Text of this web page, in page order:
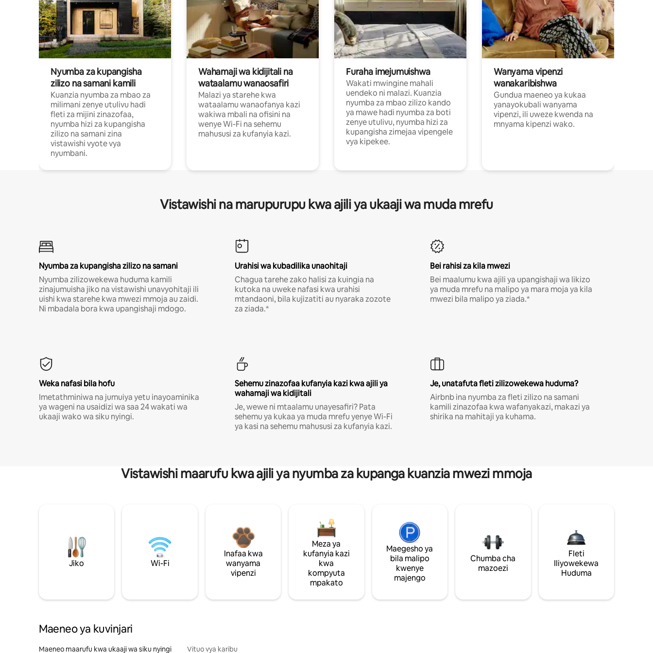
Nyumba za kupangisha
zilizo na samani kamili
Kuanzia nyumba za mbao za
milimani zenye utulivu hadi
fleti za mijini zinazofaa,
nyumba hizi za kupangisha
zilizo na samani zina
vistawishi vyote vya
nyumbani.
Wahamaji wa kidijitali na
wataalamu wanaosafiri
Malazi ya starehe kwa
wataalamu wanaofanya kazi
wakiwa mbali na ofisini na
wenye Wi-Fi na sehemu
mahususi za kufanyia kazi.
Furaha imejumuishwa
Wakati mwingine mahali
uendeko ni malazi. Kuanzia
nyumba za mbao zilizo kando
ya mawe hadi nyumba za boti
zenye utulivu, nyumba hizi za
kupangisha zimejaa vipengele
vya kipekee.
Wanyama vipenzi
wanakaribishwa
Gundua maeneo ya kukaa
yanayokubali wanyama
vipenzi, ili uweze kwenda na
mnyama kipenzi wako.
Vistawishi na marupurupu kwa ajili ya ukaaji wa muda mrefu
Nyumba za kupangisha zilizo na samani
Nyumba zilizowekewa huduma kamili
zinajumuisha jiko na vistawishi unavyohitaji ili
uishi kwa starehe kwa mwezi mmoja au zaidi.
Ni mbadala bora kwa upangishaji mdogo.
Urahisi wa kubadilika unaohitaji
Chagua tarehe zako halisi za kuingia na
kutoka na uweke nafasi kwa urahisi
mtandaoni, bila kujizatiti au nyaraka zozote
za ziada.*
Bei rahisi za kila mwezi
Bei maalumu kwa ajili ya upangishaji wa likizo
ya muda mrefu na malipo ya mara moja ya kila
mwezi bila malipo ya ziada.*
Weka nafasi bila hofu
Imetathminiwa na jumuiya yetu inayoaminika
ya wageni na usaidizi wa saa 24 wakati wa
ukaaji wako wa siku nyingi.
Sehemu zinazofaa kufanyia kazi kwa ajili ya
wahamaji wa kidijitali
Je, wewe ni mtaalamu unayesafiri? Pata
sehemu ya kukaa ya muda mrefu yenye Wi-Fi
ya kasi na sehemu mahususi za kufanyia kazi.
Je, unatafuta fleti zilizowekewa huduma?
Airbnb ina nyumba za fleti zilizo na samani
kamili zinazofaa kwa wafanyakazi, makazi ya
shirika na mahitaji ya kuhama.
Vistawishi maarufu kwa ajili ya nyumba za kupanga kuanzia mwezi mmoja
Jiko Wi-Fi
Inafaa kwa
wanyama
vipenzi
Meza ya
kufanyia kazi
kwa
kompyuta
mpakato
Maegesho ya
bila malipo
kwenye
majengo
Chumba cha
mazoezi
Fleti
Iliyowekewa
Huduma
Maeneo ya kuvinjari
Maeneo maarufu kwa ukaaji wa siku nyingi Vituo vya karibu